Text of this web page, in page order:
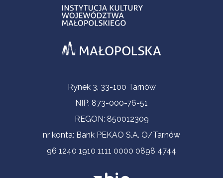
Informacje kontaktoweRynek 3, 33-100 Tarnów
NIP: 873-000-76-51
REGON: 850012309
nr konta: Bank PEKAO S.A. O/Tarnów
96 1240 1910 1111 0000 0898 4744